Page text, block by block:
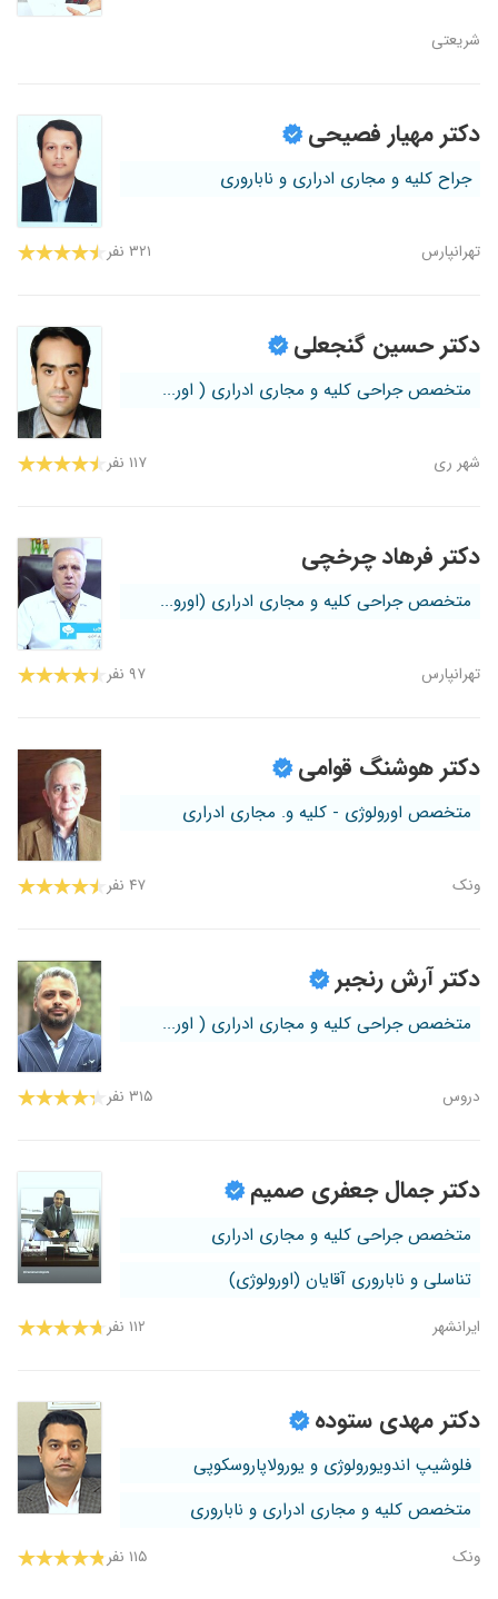
شریعتی
دکتر مهیار فصیحی
جراح کلیه و مجاری ادراری و ناباروری
تهرانپارس ۳۲۱ نفر
دکتر حسین گنجعلی
متخصص جراحی کلیه و مجاری ادراری ( اور...
شهر ری ۱۱۷ نفر
دکتر فرهاد چرخچی
متخصص جراحی کلیه و مجاری ادراری (اورو...
تهرانپارس ۹۷ نفر
دکتر هوشنگ قوامی
متخصص اورولوژی - کلیه و. مجاری ادراری
ونک ۴۷ نفر
دکتر آرش رنجبر
متخصص جراحی کلیه و مجاری ادراری ( اور...
دروس ۳۱۵ نفر
دکتر جمال جعفری صمیم
متخصص جراحی کلیه و مجاری ادراری
تناسلی و ناباروری آقایان (اورولوژی)
ایرانشهر ۱۱۲ نفر
دکتر مهدی ستوده
فلوشیپ اندویورولوژی و یورولاپاروسکوپی
متخصص کلیه و مجاری ادراری و ناباروری
ونک ۱۱۵ نفر